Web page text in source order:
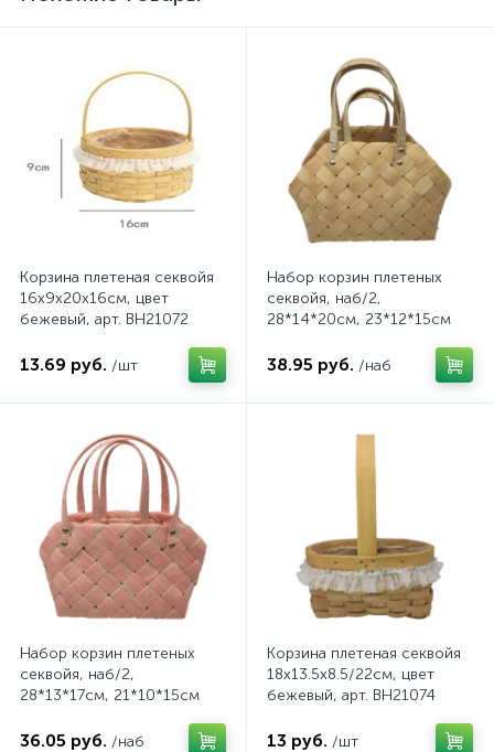
Корзина плетеная секвойя
16х9х20х16см, цвет
бежевый, арт. BH21072
13.69 руб. /шт
Набор корзин плетеных
секвойя, наб/2,
28*14*20cм, 23*12*15см
GF925 S/2
38.95 руб. /наб
Набор корзин плетеных
секвойя, наб/2,
28*13*17cм, 21*10*15см
S/2 pink
36.05 руб. /наб
Корзина плетеная секвойя
18x13.5x8.5/22см, цвет
бежевый, арт. BH21074
13 руб. /шт